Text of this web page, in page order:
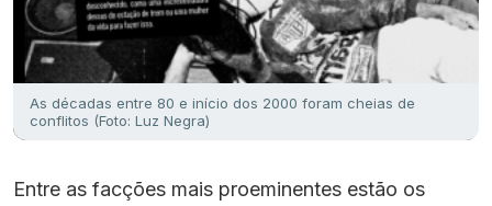
As décadas entre 80 e início dos 2000 foram cheias de
conflitos (Foto: Luz Negra)
Entre as facções mais proeminentes estão os